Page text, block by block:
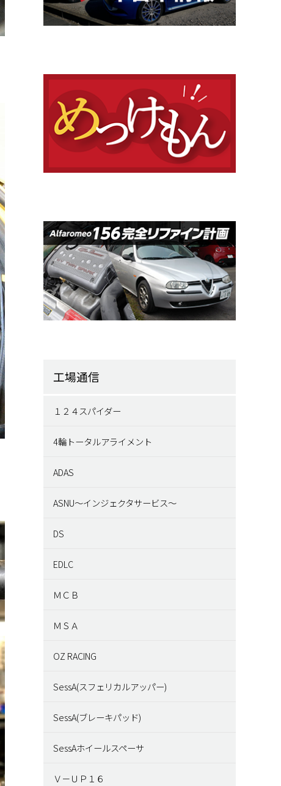
工場通信
１２４スパイダー
4輪トータルアライメント
ADAS
ASNU～インジェクタサービス～
DS
EDLC
ＭＣＢ
ＭＳＡ
OZ RACING
SessA(スフェリカルアッパー)
SessA(ブレーキパッド)
SessAホイールスペーサ
Ｖ－ＵＰ１６